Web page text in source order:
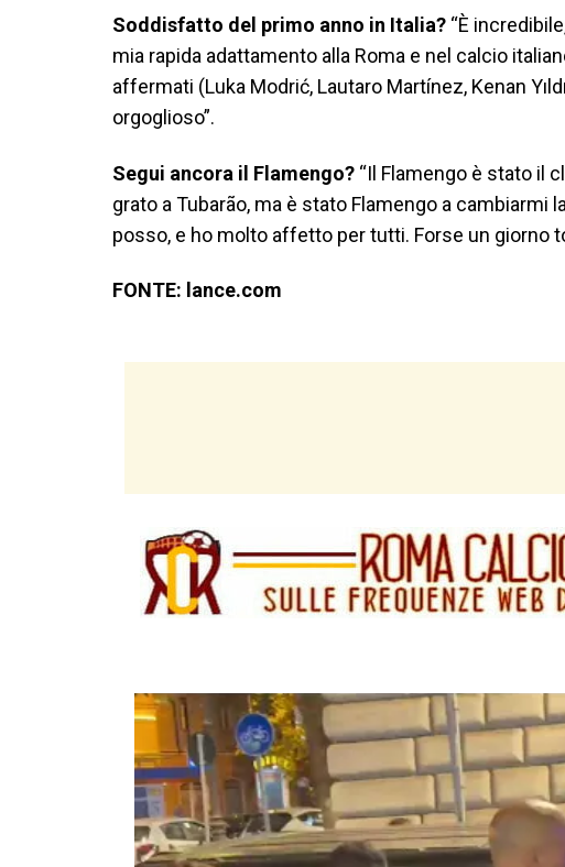
Soddisfatto del primo anno in Italia? “È
mia rapida adattamento alla Roma e nel calcio
affermati (Luka Modrić, Lautaro Martínez, Kenan
orgoglioso”.
Segui ancora il Flamengo? “Il Flamengo è stato il
grato a Tubarão, ma è stato Flamengo a cambiarmi
posso, e ho molto affetto per tutti. Forse un giorno
FONTE: lance.com